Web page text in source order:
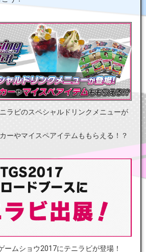
ラビのスペシャルドリンクメニューが
ーやマイスペアイテムももらえる！？
ームショウ2017にテニラビが登場！